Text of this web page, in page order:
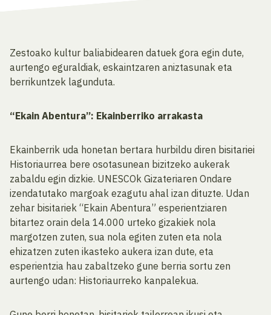
Zestoako kultur baliabidearen datuek gora egin dute,
aurtengo eguraldiak, eskaintzaren aniztasunak eta
berrikuntzek lagunduta.
“Ekain Abentura”: Ekainberriko arrakasta
Ekainberrik uda honetan bertara hurbildu diren bisitariei
Historiaurrea bere osotasunean bizitzeko aukerak
zabaldu egin dizkie. UNESCOk Gizateriaren Ondare
izendatutako margoak ezagutu ahal izan dituzte. Udan
zehar bisitariek “Ekain Abentura” esperientziaren
bitartez orain dela 14.000 urteko gizakiek nola
margotzen zuten, sua nola egiten zuten eta nola
ehizatzen zuten ikasteko aukera izan dute, eta
esperientzia hau zabaltzeko gune berria sortu zen
aurtengo udan: Historiaurreko kanpalekua.